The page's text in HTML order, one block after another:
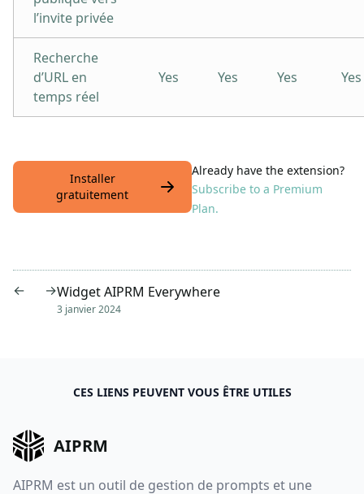
l’invite privée
Recherche
d’URL en
temps réel
Yes Yes Yes Yes
Installer
gratuitement
Already have the extension?
Subscribe to a Premium
Plan.
← →Widget AIPRM Everywhere
3 janvier 2024
CES LIENS PEUVENT VOUS ÊTRE UTILES
AIPRM
AIPRM est un outil de gestion de prompts et une